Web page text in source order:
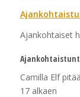
Ajankohtaiset
Ajankohtaistunti
Camilla Elf
17 alkaen